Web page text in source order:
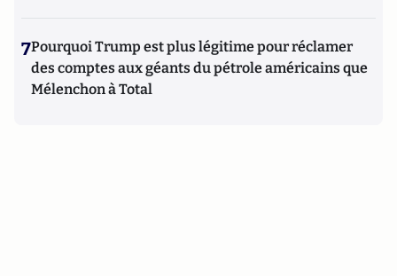
7Pourquoi Trump est plus légitime pour réclamer
des comptes aux géants du pétrole américains que
Mélenchon à Total